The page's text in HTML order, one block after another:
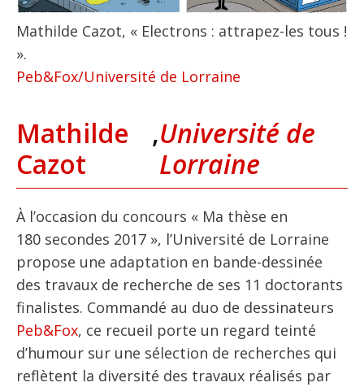
Mathilde Cazot, « Electrons : attrapez-les tous !
».
Peb&Fox/Université de Lorraine
Mathilde
Cazot
,Université de
Lorraine
À l’occasion du concours « Ma thèse en
180 secondes 2017 », l’Université de Lorraine
propose une adaptation en bande-dessinée
des travaux de recherche de ses 11 doctorants
finalistes. Commandé au duo de dessinateurs
Peb&Fox, ce recueil porte un regard teinté
d’humour sur une sélection de recherches qui
reflètent la diversité des travaux réalisés par